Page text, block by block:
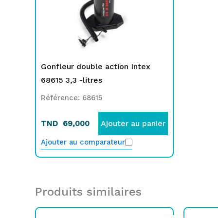
Gonfleur double action Intex
68615 3,3 -litres
Référence: 68615
TND 69,000 Ajouter au panier
Ajouter au comparateur
Produits similaires